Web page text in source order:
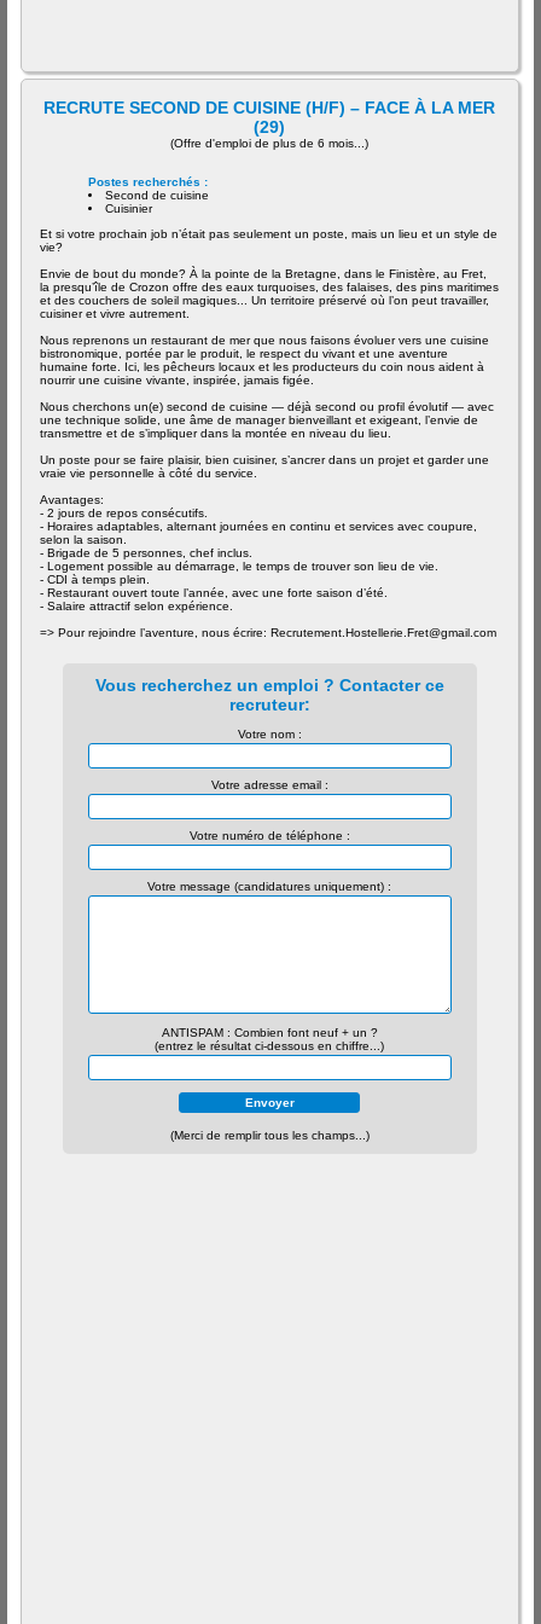
RECRUTE SECOND DE CUISINE (H/F) – FACE À LA MER
(29)
(Offre d'emploi de plus de 6 mois...)
Postes recherchés :
Second de cuisine
Cuisinier
Et si votre prochain job n’était pas seulement un poste, mais un lieu et un style de
vie?
Envie de bout du monde? À la pointe de la Bretagne, dans le Finistère, au Fret,
la presqu’île de Crozon offre des eaux turquoises, des falaises, des pins maritimes
et des couchers de soleil magiques... Un territoire préservé où l’on peut travailler,
cuisiner et vivre autrement.
Nous reprenons un restaurant de mer que nous faisons évoluer vers une cuisine
bistronomique, portée par le produit, le respect du vivant et une aventure
humaine forte. Ici, les pêcheurs locaux et les producteurs du coin nous aident à
nourrir une cuisine vivante, inspirée, jamais figée.
Nous cherchons un(e) second de cuisine — déjà second ou profil évolutif — avec
une technique solide, une âme de manager bienveillant et exigeant, l’envie de
transmettre et de s’impliquer dans la montée en niveau du lieu.
Un poste pour se faire plaisir, bien cuisiner, s’ancrer dans un projet et garder une
vraie vie personnelle à côté du service.
Avantages:
- 2 jours de repos consécutifs.
- Horaires adaptables, alternant journées en continu et services avec coupure,
selon la saison.
- Brigade de 5 personnes, chef inclus.
- Logement possible au démarrage, le temps de trouver son lieu de vie.
- CDI à temps plein.
- Restaurant ouvert toute l’année, avec une forte saison d’été.
- Salaire attractif selon expérience.
=> Pour rejoindre l’aventure, nous écrire: Recrutement.Hostellerie.Fret@gmail.com
Vous recherchez un emploi ? Contacter ce
recruteur:
Votre nom :
Votre adresse email :
Votre numéro de téléphone :
Votre message (candidatures uniquement) :
ANTISPAM : Combien font neuf + un ?
(entrez le résultat ci-dessous en chiffre...)
(Merci de remplir tous les champs...)